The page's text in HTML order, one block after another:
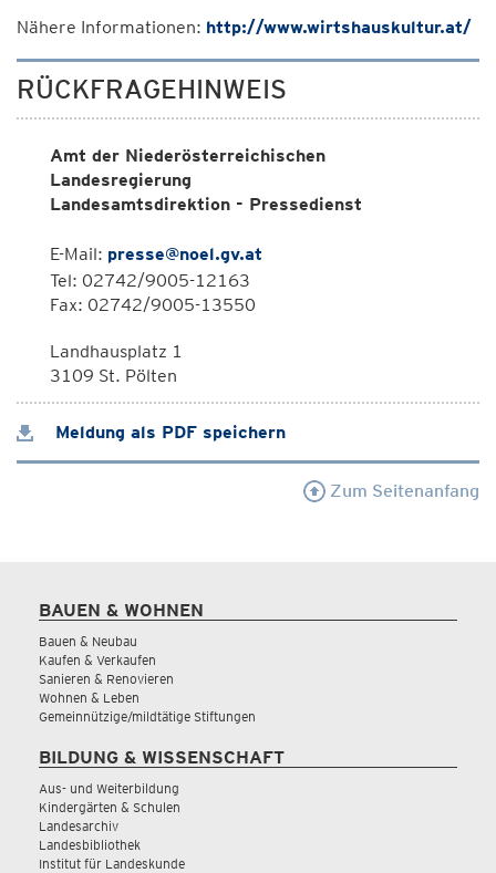
Nähere Informationen: http://www.wirtshauskultur.at/
RÜCKFRAGEHINWEIS
Amt der Niederösterreichischen
Landesregierung
Landesamtsdirektion - Pressedienst
E-Mail: presse@noel.gv.at
Tel: 02742/9005-12163
Fax: 02742/9005-13550
Landhausplatz 1
3109 St. Pölten
Meldung als PDF speichern
Zum Seitenanfang
BAUEN & WOHNEN
Bauen & Neubau
Kaufen & Verkaufen
Sanieren & Renovieren
Wohnen & Leben
Gemeinnützige/mildtätige Stiftungen
BILDUNG & WISSENSCHAFT
Aus- und Weiterbildung
Kindergärten & Schulen
Landesarchiv
Landesbibliothek
Institut für Landeskunde